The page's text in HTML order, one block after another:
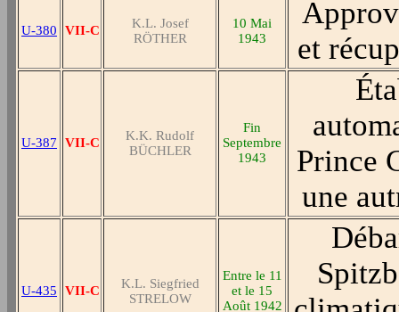
U-380 VII-C
K.L. Josef
RÖTHER
10 Mai
1943
et
U-387 VII-C
K.K. Rudolf
BÜCHLER
Fin
Septembre
1943
Prince
une
U-435 VII-C
K.L. Siegfried
STRELOW
Entre le 11
et le 15
Août 1942